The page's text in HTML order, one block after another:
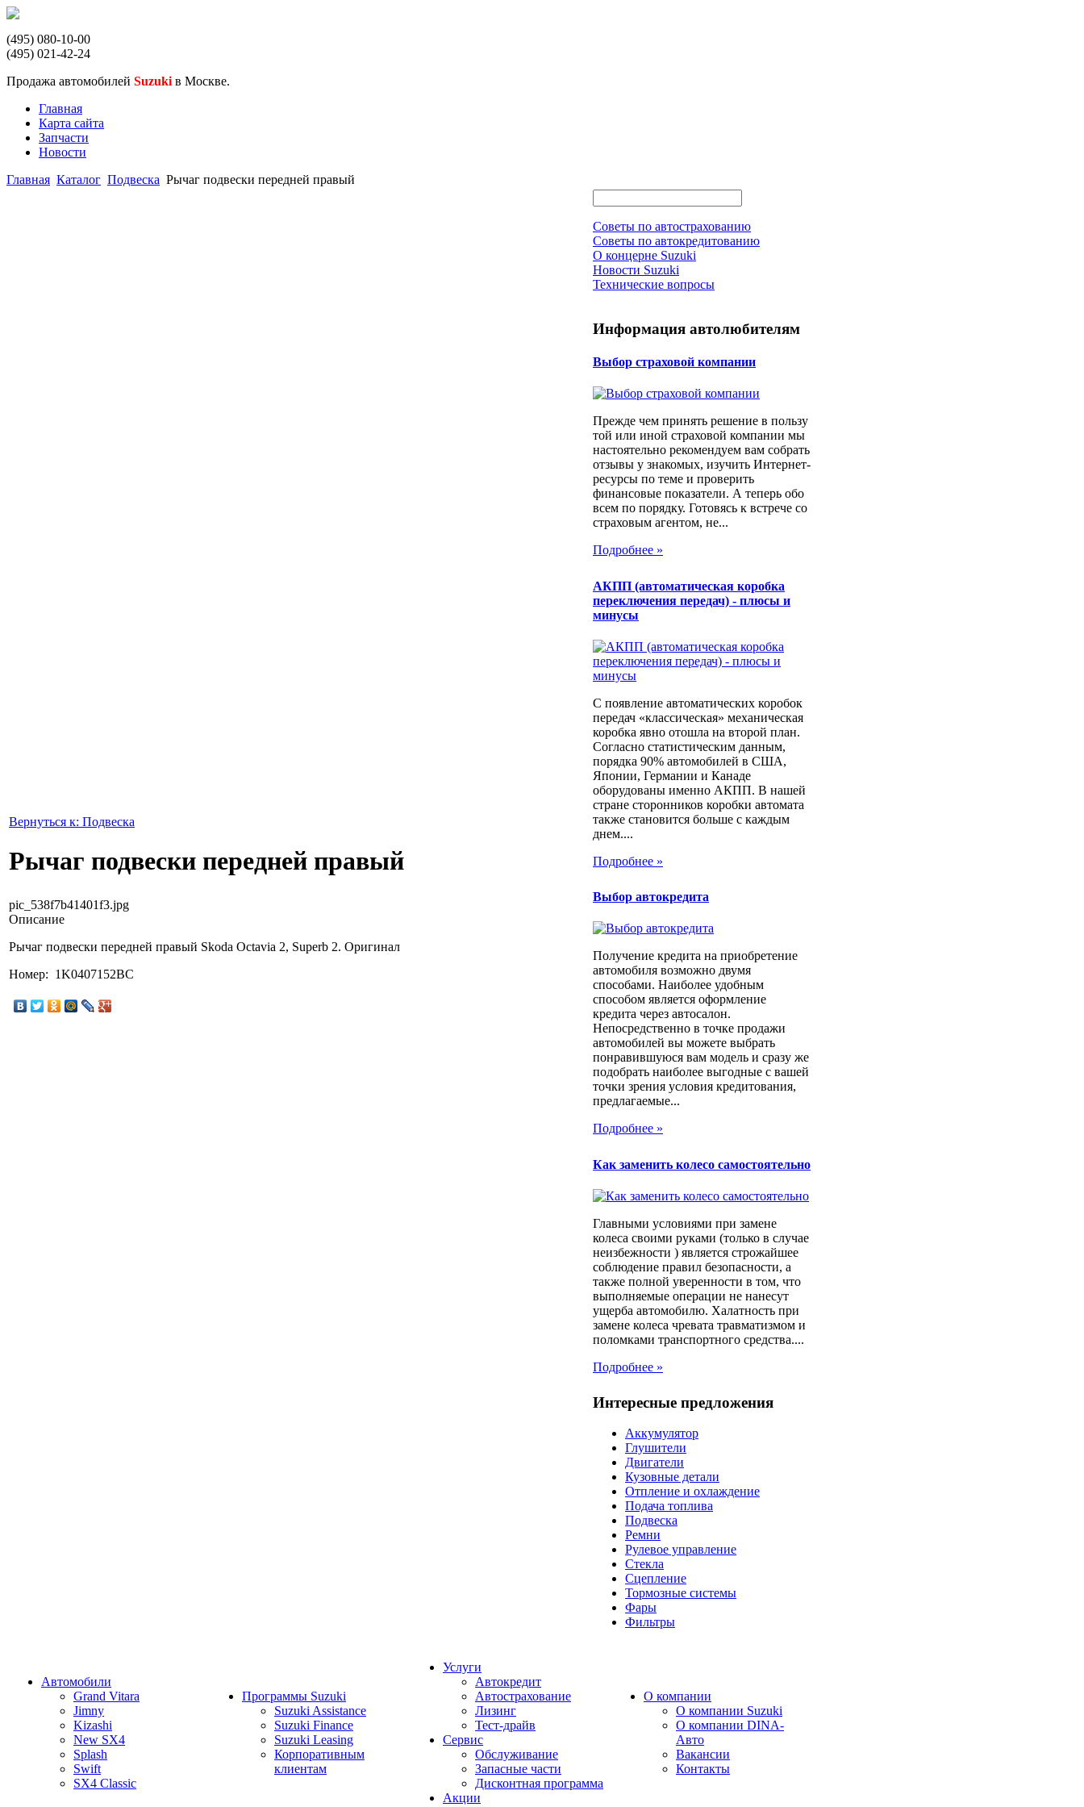
(495) 080-10-00
(495) 021-42-24
Продажа автомобилей Suzuki в Москве.
Главная
Карта сайта
Запчасти
Новости
Главная Каталог Подвеска Рычаг подвески передней правый
Вернуться к: Подвеска
Рычаг подвески передней правый
pic_538f7b41401f3.jpg
Описание
Рычаг подвески передней правый Skoda Octavia 2, Superb 2. Оригинал
Номер: 1K0407152BC
Советы по автострахованию
Советы по автокредитованию
О концерне Suzuki
Новости Suzuki
Технические вопросы
Информация автолюбителям
Выбор страховой компании
Прежде чем принять решение в пользу
той или иной страховой компании мы
настоятельно рекомендуем вам собрать
отзывы у знакомых, изучить Интернет-
ресурсы по теме и проверить
финансовые показатели. А теперь обо
всем по порядку. Готовясь к встрече со
страховым агентом, не...
Подробнее »
АКПП (автоматическая коробка
переключения передач) - плюсы и
минусы
С появление автоматических коробок
передач «классическая» механическая
коробка явно отошла на второй план.
Согласно статистическим данным,
порядка 90% автомобилей в США,
Японии, Германии и Канаде
оборудованы именно АКПП. В нашей
стране сторонников коробки автомата
также становится больше с каждым
днем....
Подробнее »
Выбор автокредита
Получение кредита на приобретение
автомобиля возможно двумя
способами. Наиболее удобным
способом является оформление
кредита через автосалон.
Непосредственно в точке продажи
автомобилей вы можете выбрать
понравившуюся вам модель и сразу же
подобрать наиболее выгодные с вашей
точки зрения условия кредитования,
предлагаемые...
Подробнее »
Как заменить колесо самостоятельно
Главными условиями при замене
колеса своими руками (только в случае
неизбежности ) является строжайшее
соблюдение правил безопасности, а
также полной уверенности в том, что
выполняемые операции не нанесут
ущерба автомобилю. Халатность при
замене колеса чревата травматизмом и
поломками транспортного средства....
Подробнее »
Интересные предложения
Аккумулятор
Глушители
Двигатели
Кузовные детали
Отпление и охлаждение
Подача топлива
Подвеска
Ремни
Рулевое управление
Стекла
Сцепление
Тормозные системы
Фары
Фильтры
Автомобили
Grand Vitara
Jimny
Kizashi
New SX4
Splash
Swift
SX4 Classic
Программы Suzuki
Suzuki Assistance
Suzuki Finance
Suzuki Leasing
Корпоративным
клиентам
Услуги
Автокредит
Автострахование
Лизинг
Тест-драйв
Сервис
Обслуживание
Запасные части
Дисконтная программа
Акции
О компании
О компании Suzuki
О компании DINA-
Авто
Вакансии
Контакты